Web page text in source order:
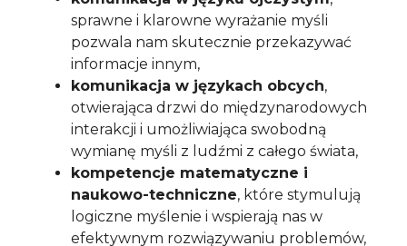
sprawne i klarowne wyrażanie myśli
pozwala nam skutecznie przekazywać
informacje innym,
komunikacja w językach obcych,
otwierająca drzwi do międzynarodowych
interakcji i umożliwiająca swobodną
wymianę myśli z ludźmi z całego świata,
kompetencje matematyczne i
naukowo-techniczne, które stymulują
logiczne myślenie i wspierają nas w
efektywnym rozwiązywaniu problemów,